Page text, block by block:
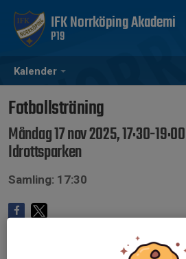
Kalender
IFK Norrköping Akademi
P19
Fotbollsträning
Måndag 17 nov 2025, 17:30-19:00
Idrottsparken
Samling: 17:30